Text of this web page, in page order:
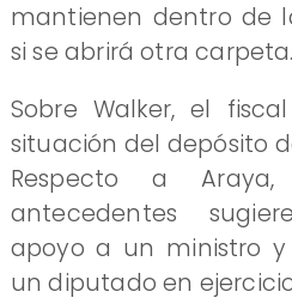
mantienen dentro de
si se abrirá otra carpeta.
Sobre Walker, el
situación del depósito
Respecto a
antecedentes
apoyo a un ministro
un diputado en